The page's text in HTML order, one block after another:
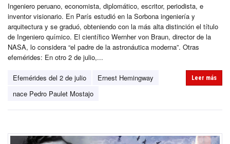
Ingeniero peruano, economista, diplomático, escritor, periodista, e
inventor visionario. En París estudió en la Sorbona ingeniería y
arquitectura y se graduó, obteniendo con la más alta distinción el título
de Ingeniero químico. El científico Wernher von Braun, director de la
NASA, lo considera “el padre de la astronáutica moderna”. Otras
efemérides: En otro 2 de julio,...
Efemérides del 2 de julio
Ernest Hemingway
nace Pedro Paulet Mostajo
Leer más